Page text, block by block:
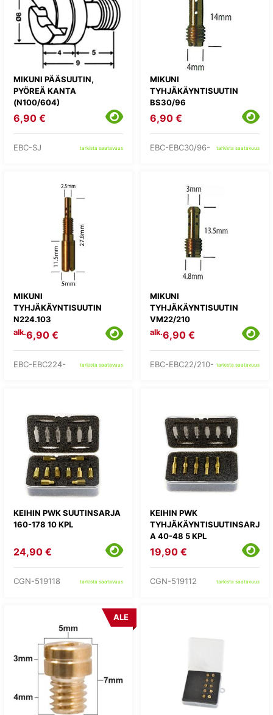
MIKUNI PÄÄSUUTIN,
PYÖREÄ KANTA
(N100/604)
6,90 €
EBC-SJ tarkista saatavuus
MIKUNI
TYHJÄKÄYNTISUUTIN
BS30/96
6,90 €
EBC-EBC30/96- tarkista saatavuus
MIKUNI
TYHJÄKÄYNTISUUTIN
N224.103
alk.6,90 €
EBC-EBC224- tarkista saatavuus
MIKUNI
TYHJÄKÄYNTISUUTIN
VM22/210
alk.6,90 €
EBC-EBC22/210- tarkista saatavuus
KEIHIN PWK SUUTINSARJA
160-178 10 KPL
24,90 €
CGN-519118 tarkista saatavuus
KEIHIN PWK
TYHJÄKÄYNTISUUTINSARJ
A 40-48 5 KPL
19,90 €
CGN-519112 tarkista saatavuus
ALE